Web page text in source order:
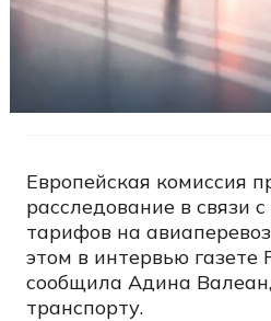
Европейская комиссия
расследование в связи
тарифов на
этом в интервью газете
сообщила Адина
транспорту.